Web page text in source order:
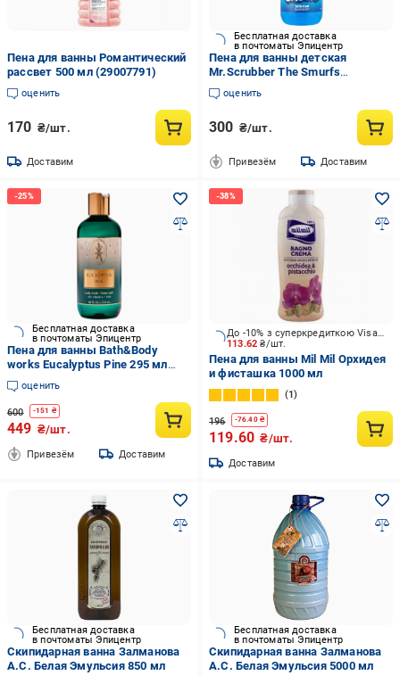
Пена для ванны Романтический
рассвет 500 мл (29007791)
оценить
170 ₴/шт.
Доставим
Бесплатная доставка
в почтоматы Эпицентр
Пена для ванны детская
Mr.Scrubber The Smurfs
Smurfberry 3+ лет 400 мл
оценить
300 ₴/шт.
Привезём Доставим
Бесплатная доставка
в почтоматы Эпицентр
Пена для ванны Bath&Body
works Eucalyptus Pine 295 мл
(35293902)
оценить
600 -151 ₴
449 ₴/шт.
Привезём Доставим
113.62₴/шт.
До -10% з суперкредиткою Visa Вигода
Пена для ванны Mil Mil Орхидея
и фисташка 1000 мл
1
196 -76.40₴
119.60 ₴/шт.
Доставим
Бесплатная доставка
в почтоматы Эпицентр
Скипидарная ванна Залманова
А.С. Белая Эмульсия 850 мл
Бесплатная доставка
в почтоматы Эпицентр
Скипидарная ванна Залманова
А.С. Белая Эмульсия 5000 мл